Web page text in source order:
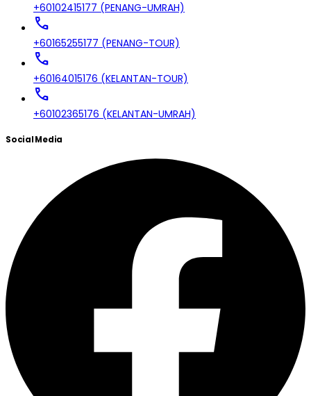
+60102415177 (PENANG-UMRAH)
call
+60165255177 (PENANG-TOUR)
call
+60164015176 (KELANTAN-TOUR)
call
+60102365176 (KELANTAN-UMRAH)
Social Media